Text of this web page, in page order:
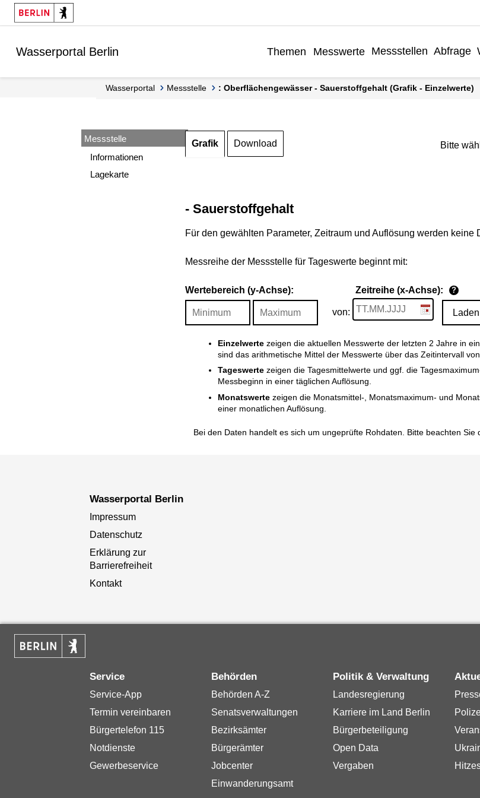
Springe zur Navigation
Springe zum Inhalt
Wasserportal Berlin Themen Messwerte Messstellen Abfrage
Wasserportal Messstelle : Oberflächengewässer - Sauerstoffgehalt (Grafik - Einzelwerte)
Messstelle
Informationen
Lagekarte
Grafik Download Bitte
- Sauerstoffgehalt
Für den gewählten Parameter, Zeitraum und Auflösung werden keine
Messreihe der Messstelle für Tageswerte beginnt mit:
Wertebereich (y-Achse): Zeitreihe (x-Achse): ?
von: Laden
Einzelwertezeigen die aktuellen Messwerte der letzten 2 Jahre in
sind das arithmetische Mittel der Messwerte über das Zeitintervall
Tageswertezeigen die Tagesmittelwerte und ggf. die
Messbeginn in einer täglichen Auflösung.
Monatswertezeigen die Monatsmittel-, Monatsmaximum- und
einer monatlichen Auflösung.
Bei den Daten handelt es sich um ungeprüfte Rohdaten. Bitte beachten Sie
Wasserportal Berlin
Impressum
Datenschutz
Erklärung zur
Barrierefreiheit
Kontakt
Service
Service-App
Termin vereinbaren
Bürgertelefon 115
Notdienste
Gewerbeservice
Behörden
Behörden A-Z
Senatsverwaltungen
Bezirksämter
Bürgerämter
Jobcenter
Einwanderungsamt
Politik & Verwaltung
Landesregierung
Karriere im Land Berlin
Bürgerbeteiligung
Open Data
Vergaben